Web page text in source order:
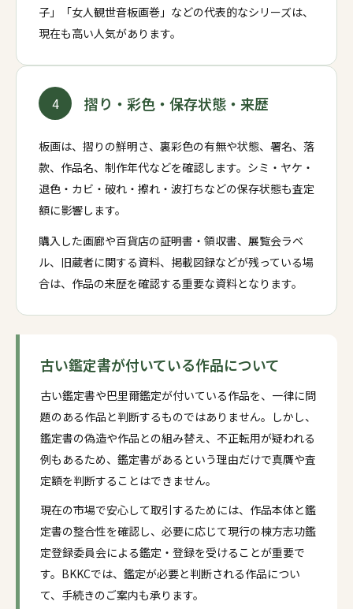
子」「女人観世音板画巻」などの代表的なシリーズは、
現在も高い人気があります。
4 摺り・彩色・保存状態・来歴
板画は、摺りの鮮明さ、裏彩色の有無や状態、署名、落
款、作品名、制作年代などを確認します。シミ・ヤケ・
退色・カビ・破れ・擦れ・波打ちなどの保存状態も査定
額に影響します。
購入した画廊や百貨店の証明書・領収書、展覧会ラベ
ル、旧蔵者に関する資料、掲載図録などが残っている場
合は、作品の来歴を確認する重要な資料となります。
古い鑑定書が付いている作品について
古い鑑定書や巴里爾鑑定が付いている作品を、一律に問
題のある作品と判断するものではありません。しかし、
鑑定書の偽造や作品との組み替え、不正転用が疑われる
例もあるため、鑑定書があるという理由だけで真贋や査
定額を判断することはできません。
現在の市場で安心して取引するためには、作品本体と鑑
定書の整合性を確認し、必要に応じて現行の棟方志功鑑
定登録委員会による鑑定・登録を受けることが重要で
す。BKKCでは、鑑定が必要と判断される作品につい
て、手続きのご案内も承ります。